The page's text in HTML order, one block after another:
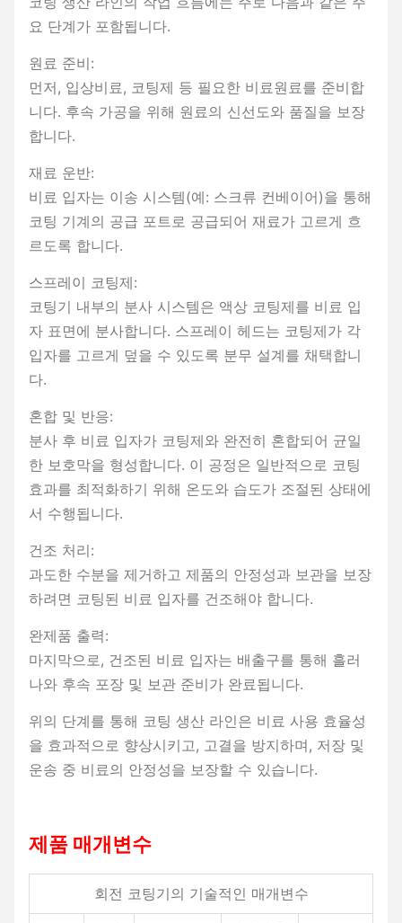
요 단계가 포함됩니다.
원료 준비:
먼저, 입상비료, 코팅제 등 필요한 비료원료를 준비합
니다. 후속 가공을 위해 원료의 신선도와 품질을 보장
합니다.
재료 운반:
비료 입자는 이송 시스템(예: 스크류 컨베이어)을 통해
코팅 기계의 공급 포트로 공급되어 재료가 고르게 흐
르도록 합니다.
스프레이 코팅제:
코팅기 내부의 분사 시스템은 액상 코팅제를 비료 입
자 표면에 분사합니다. 스프레이 헤드는 코팅제가 각
입자를 고르게 덮을 수 있도록 분무 설계를 채택합니
다.
혼합 및 반응:
분사 후 비료 입자가 코팅제와 완전히 혼합되어 균일
한 보호막을 형성합니다. 이 공정은 일반적으로 코팅
효과를 최적화하기 위해 온도와 습도가 조절된 상태에
서 수행됩니다.
건조 처리:
과도한 수분을 제거하고 제품의 안정성과 보관을 보장
하려면 코팅된 비료 입자를 건조해야 합니다.
완제품 출력:
마지막으로, 건조된 비료 입자는 배출구를 통해 흘러
나와 후속 포장 및 보관 준비가 완료됩니다.
위의 단계를 통해 코팅 생산 라인은 비료 사용 효율성
을 효과적으로 향상시키고, 고결을 방지하며, 저장 및
운송 중 비료의 안정성을 보장할 수 있습니다.
제품 매개변수
회전 코팅기의 기술적인 매개변수